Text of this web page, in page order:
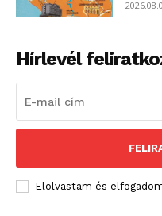
Hírlevél
Elolvastam és